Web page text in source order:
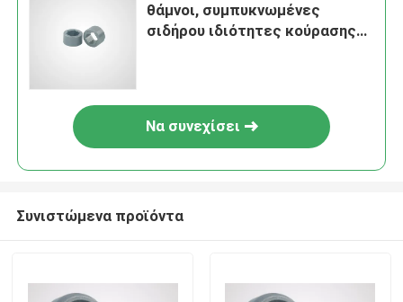
θάμνοι, συμπυκνωμένες
σιδήρου ιδιότητες κούρασης
Να συνεχίσει
Συνιστώμενα προϊόντα